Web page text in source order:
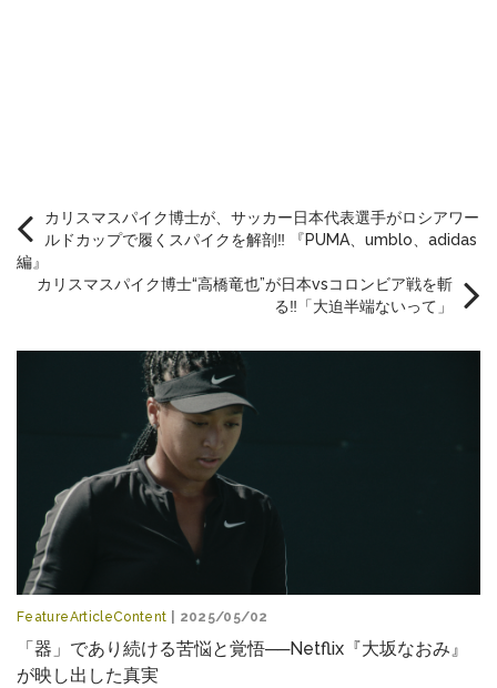
カリスマスパイク博士が、サッカー日本代表選手がロシアワー
ルドカップで履くスパイクを解剖‼︎ 『PUMA、umblo、adidas
編』
カリスマスパイク博士“高橋竜也”が日本vsコロンビア戦を斬
る‼︎「大迫半端ないって」
FeatureArticleContent | 2025/05/02
「器」であり続ける苦悩と覚悟──Netflix『大坂なおみ』
が映し出した真実